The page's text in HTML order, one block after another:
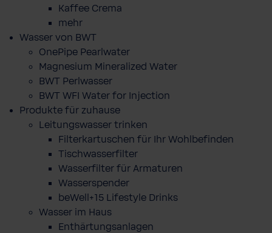
Kaffee Crema
mehr
Wasser von BWT
OnePipe Pearlwater
Magnesium Mineralized Water
BWT Perlwasser
BWT WFI Water for Injection
Produkte für zuhause
Leitungswasser trinken
Filterkartuschen für Ihr Wohlbefinden
Tischwasserfilter
Wasserfilter für Armaturen
Wasserspender
beWell+15 Lifestyle Drinks
Wasser im Haus
Enthärtungsanlagen